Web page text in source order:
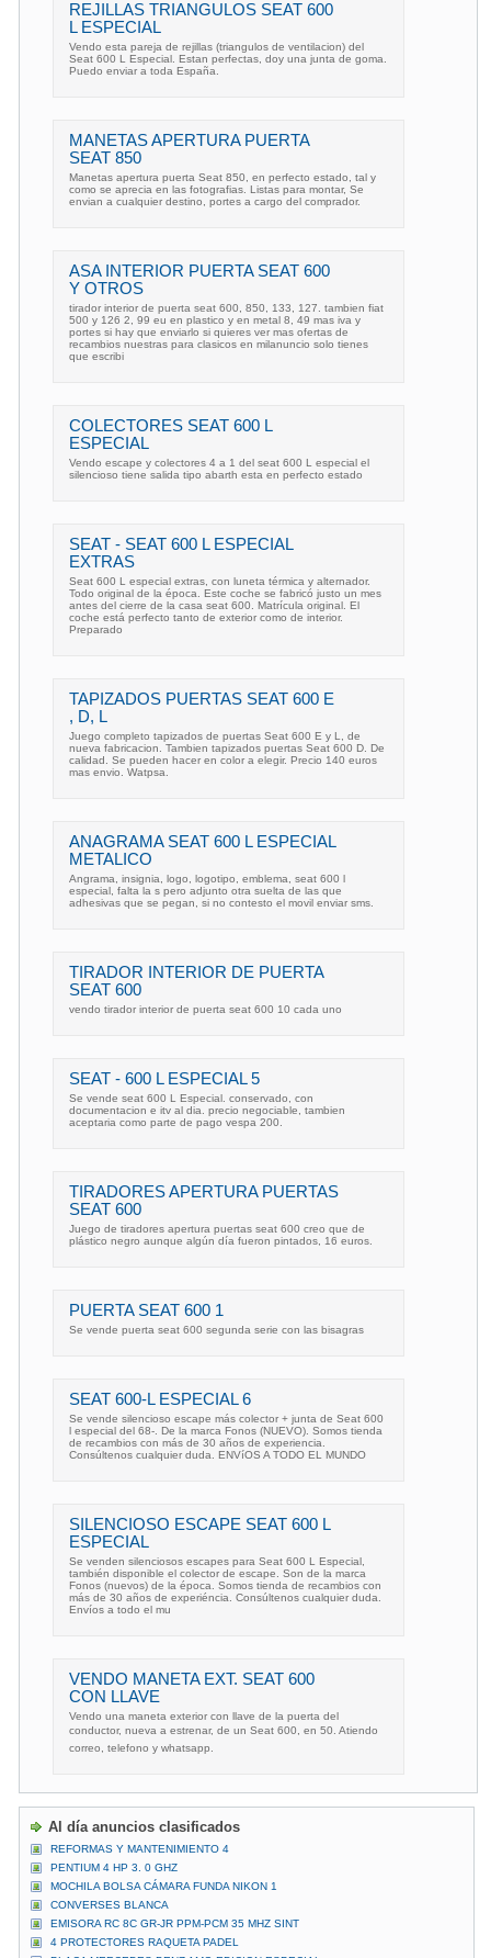
REJILLAS TRIANGULOS SEAT 600
L ESPECIAL
Vendo esta pareja de rejillas (triangulos de ventilacion) del
Seat 600 L Especial. Estan perfectas, doy una junta de goma.
Puedo enviar a toda España.
MANETAS APERTURA PUERTA
SEAT 850
Manetas apertura puerta Seat 850, en perfecto estado, tal y
como se aprecia en las fotografias. Listas para montar, Se
envian a cualquier destino, portes a cargo del comprador.
ASA INTERIOR PUERTA SEAT 600
Y OTROS
tirador interior de puerta seat 600, 850, 133, 127. tambien fiat
500 y 126 2, 99 eu en plastico y en metal 8, 49 mas iva y
portes si hay que enviarlo si quieres ver mas ofertas de
recambios nuestras para clasicos en milanuncio solo tienes
que escribi
COLECTORES SEAT 600 L
ESPECIAL
Vendo escape y colectores 4 a 1 del seat 600 L especial el
silencioso tiene salida tipo abarth esta en perfecto estado
SEAT - SEAT 600 L ESPECIAL
EXTRAS
Seat 600 L especial extras, con luneta térmica y alternador.
Todo original de la época. Este coche se fabricó justo un mes
antes del cierre de la casa seat 600. Matrícula original. El
coche está perfecto tanto de exterior como de interior.
Preparado
TAPIZADOS PUERTAS SEAT 600 E
, D, L
Juego completo tapizados de puertas Seat 600 E y L, de
nueva fabricacion. Tambien tapizados puertas Seat 600 D. De
calidad. Se pueden hacer en color a elegir. Precio 140 euros
mas envio. Watpsa.
ANAGRAMA SEAT 600 L ESPECIAL
METALICO
Angrama, insignia, logo, logotipo, emblema, seat 600 l
especial, falta la s pero adjunto otra suelta de las que
adhesivas que se pegan, si no contesto el movil enviar sms.
TIRADOR INTERIOR DE PUERTA
SEAT 600
vendo tirador interior de puerta seat 600 10 cada uno
SEAT - 600 L ESPECIAL 5
Se vende seat 600 L Especial. conservado, con
documentacion e itv al dia. precio negociable, tambien
aceptaria como parte de pago vespa 200.
TIRADORES APERTURA PUERTAS
SEAT 600
Juego de tiradores apertura puertas seat 600 creo que de
plástico negro aunque algún día fueron pintados, 16 euros.
PUERTA SEAT 600 1
Se vende puerta seat 600 segunda serie con las bisagras
SEAT 600-L ESPECIAL 6
Se vende silencioso escape más colector + junta de Seat 600
l especial del 68-. De la marca Fonos (NUEVO). Somos tienda
de recambios con más de 30 años de experiencia.
Consúltenos cualquier duda. ENVíOS A TODO EL MUNDO
SILENCIOSO ESCAPE SEAT 600 L
ESPECIAL
Se venden silenciosos escapes para Seat 600 L Especial,
también disponible el colector de escape. Son de la marca
Fonos (nuevos) de la época. Somos tienda de recambios con
más de 30 años de experiéncia. Consúltenos cualquier duda.
Envíos a todo el mu
VENDO MANETA EXT. SEAT 600
CON LLAVE
Vendo una maneta exterior con llave de la puerta del
conductor, nueva a estrenar, de un Seat 600, en 50. Atiendo
correo, telefono y whatsapp.
Al día anuncios clasificados
REFORMAS Y MANTENIMIENTO 4
PENTIUM 4 HP 3. 0 GHZ
MOCHILA BOLSA CÁMARA FUNDA NIKON 1
CONVERSES BLANCA
EMISORA RC 8C GR-JR PPM-PCM 35 MHZ SINT
4 PROTECTORES RAQUETA PADEL